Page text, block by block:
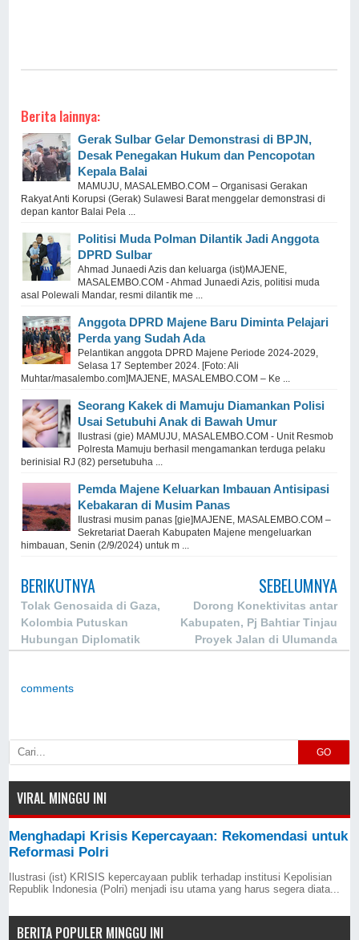
Berita lainnya:
Gerak Sulbar Gelar Demonstrasi di BPJN,
Desak Penegakan Hukum dan Pencopotan
Kepala Balai
MAMUJU, MASALEMBO.COM – Organisasi Gerakan
Rakyat Anti Korupsi (Gerak) Sulawesi Barat menggelar demonstrasi di
depan kantor Balai Pela ...
Politisi Muda Polman Dilantik Jadi Anggota
DPRD Sulbar
Ahmad Junaedi Azis dan keluarga (ist)MAJENE,
MASALEMBO.COM - Ahmad Junaedi Azis, politisi muda
asal Polewali Mandar, resmi dilantik me ...
Anggota DPRD Majene Baru Diminta Pelajari
Perda yang Sudah Ada
Pelantikan anggota DPRD Majene Periode 2024-2029,
Selasa 17 September 2024. [Foto: Ali
Muhtar/masalembo.com]MAJENE, MASALEMBO.COM – Ke ...
Seorang Kakek di Mamuju Diamankan Polisi
Usai Setubuhi Anak di Bawah Umur
Ilustrasi (gie) MAMUJU, MASALEMBO.COM - Unit Resmob
Polresta Mamuju berhasil mengamankan terduga pelaku
berinisial RJ (82) persetubuha ...
Pemda Majene Keluarkan Imbauan Antisipasi
Kebakaran di Musim Panas
Ilustrasi musim panas [gie]MAJENE, MASALEMBO.COM –
Sekretariat Daerah Kabupaten Majene mengeluarkan
himbauan, Senin (2/9/2024) untuk m ...
BERIKUTNYA
Tolak Genosaida di Gaza,
Kolombia Putuskan
Hubungan Diplomatik
SEBELUMNYA
Dorong Konektivitas antar
Kabupaten, Pj Bahtiar Tinjau
Proyek Jalan di Ulumanda
comments
GO
VIRAL MINGGU INI
Menghadapi Krisis Kepercayaan: Rekomendasi untuk
Reformasi Polri
Ilustrasi (ist) KRISIS kepercayaan publik terhadap institusi Kepolisian
Republik Indonesia (Polri) menjadi isu utama yang harus segera diata...
BERITA POPULER MINGGU INI